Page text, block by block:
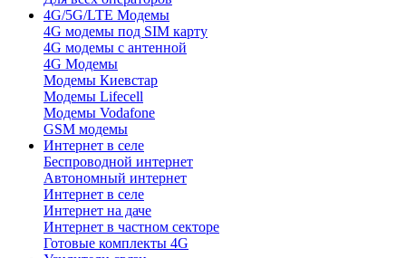
4G/5G/LTE Модемы
4G модемы под SIM карту
4G модемы с антенной
4G Модемы
Модемы Киевстар
Модемы Lifecell
Модемы Vodafone
GSM модемы
Интернет в селе
Беспроводной интернет
Автономный интернет
Интернет в селе
Интернет на даче
Интернет в частном секторе
Готовые комплекты 4G